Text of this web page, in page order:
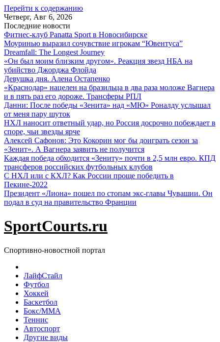
Перейти к содержанию
Четверг, Авг 6, 2026
Последние новости
Фитнес-клуб Panatta Sport в Новосибирске
Моуринью выразил сочувствие игрокам “Ювентуса”
Dreamfall: The Longest Journey
«Он был моим близким другом». Реакция звезд НБА на
убийство Джорджа Флойда
Девушка дня. Алена Остапенко
«Краснодар» нацелен на бразильца в два раза моложе Вагнера
и в пять раз его дороже. Трансферы РПЛ
Данни: После победы «Зенита» над «МЮ» Роналду услышал
от меня пару шуток
НХЛ наносит ответный удар, но Россия досрочно побеждает в
споре, чьи звезды ярче
Алексей Сафонов: Это Кокорин мог бы доиграть сезон за
«Зенит». А Вагнера заявить не получится
Каждая победа обходится «Зениту» почти в 2,5 млн евро. КПД
трансферов российских футбольных клубов
С НХЛ или с КХЛ? Как России проще победить в
Пекине-2022
Президент «Лиона» пошел по стопам экс-главы Чувашии. Он
подал в суд на правительство Франции
SportCourts.ru
Спортивно-новостной портал
ЛайфСтайл
Футбол
Хоккей
Баскетбол
Бокс/MMA
Теннис
Автоспорт
Другие виды